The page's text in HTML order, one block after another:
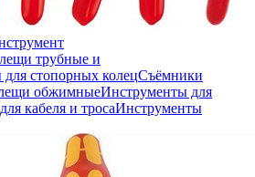
трубные и
стопорных колецСъёмники
обжимныеИнструменты для
кабеля и тросаИнструменты